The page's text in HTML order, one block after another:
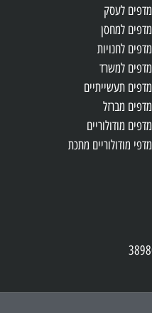
מדפים לעסק
מדפים למחסן
מדפים לחנויות
מדפים למשרד
מדפים תעשייתיים
מדפים מברזל
מדפים מודולוריים
מדפי מודולוריים מתכת